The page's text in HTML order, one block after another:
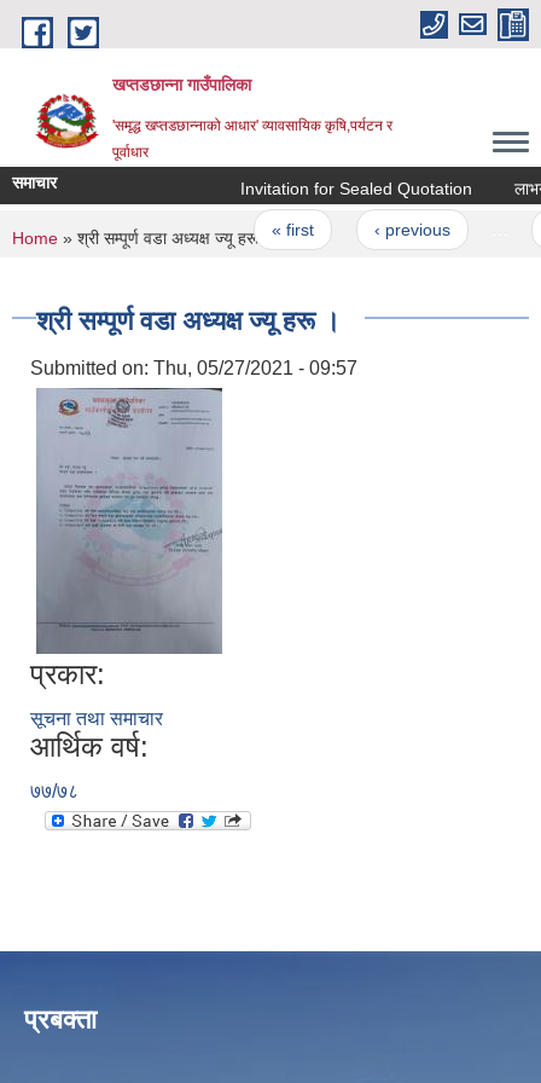
Skip to main content
खप्तडछान्ना गाउँपालिका
'समृद्ध खप्तडछान्नाको आधार' व्यावसायिक कृषि,पर्यटन र
पूर्वाधार
समाचार Invitation for Sealed Quotation
Pages
« first ‹ previous
You are here
Home » श्री सम्पूर्ण वडा अध्यक्ष ज्यू हरू ।
श्री सम्पूर्ण वडा अध्यक्ष ज्यू हरू ।
Submitted on: Thu, 05/27/2021 - 09:57
प्रकार:
सूचना तथा समाचार
आर्थिक वर्ष:
७७/७८
प्रबक्ता